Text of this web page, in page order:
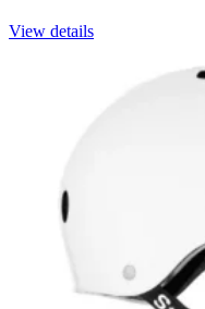
View details